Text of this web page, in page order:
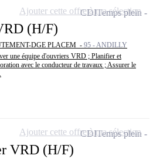
(H/F)
DGE PLACEM - 95 - ANDILLY
une équipe d'ouvriers VRD ; Planifier et
avec le conducteur de travaux ; Assurer le
CDITemps plein
Ajouter cette offre à ma sélection
VRD (H/F)
CDITemps plein
Ajouter cette offre à ma sélection